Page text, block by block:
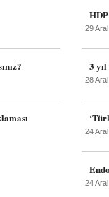
29
3
28
24
24